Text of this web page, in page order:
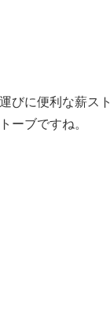
びに便利な薪スト
ーブですね。